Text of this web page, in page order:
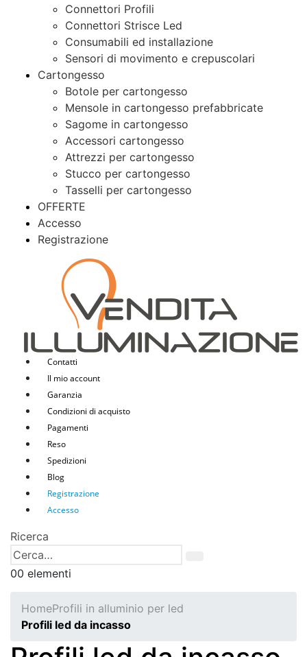
Connettori Profili
Connettori Strisce Led
Consumabili ed installazione
Sensori di movimento e crepuscolari
Cartongesso
Botole per cartongesso
Mensole in cartongesso prefabbricate
Sagome in cartongesso
Accessori cartongesso
Attrezzi per cartongesso
Stucco per cartongesso
Tasselli per cartongesso
OFFERTE
Accesso
Registrazione
Contatti
Il mio account
Garanzia
Condizioni di acquisto
Pagamenti
Reso
Spedizioni
Blog
Registrazione
Accesso
Ricerca
00 elementi
HomeProfili in alluminio per led
Profili led da incasso